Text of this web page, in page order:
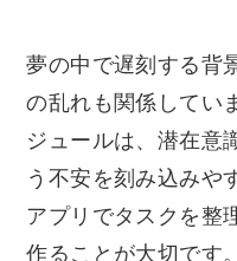
夢の中で遅刻する背
の乱れも関係してい
ジュールは、潜在意
う不安を刻み込みや
アプリでタスクを整
作ることが大切です